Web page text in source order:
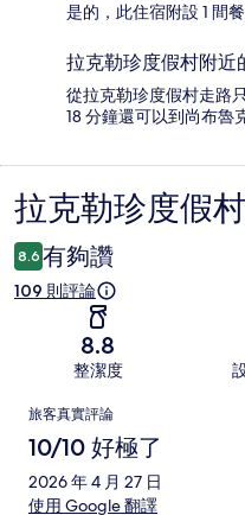
是的，此住宿附設 1 間餐
拉克勒珍度假村附近
從拉克勒珍度假村走路
18 分鐘還可以到尚布魯
評
論
拉克勒珍度假
8.6 有夠讚
109 則評論
8.8
整潔度
評
論
旅客真實評論
10/10 好極了
2026 年 4 月 27 日
使用 Google 翻譯